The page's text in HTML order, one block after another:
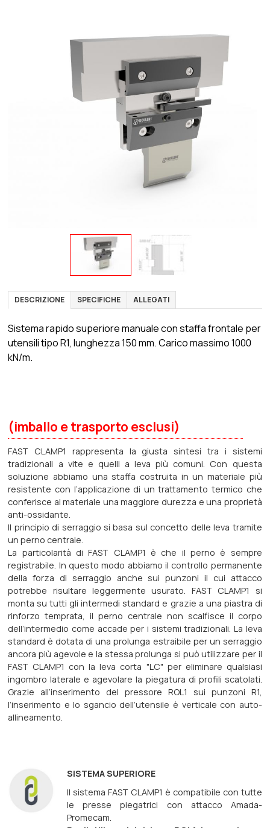
DESCRIZIONE SPECIFICHE ALLEGATI
Sistema rapido superiore manuale con staffa frontale per
utensili tipo R1, lunghezza 150 mm. Carico massimo 1000
kN/m.
(imballo e trasporto esclusi)
FAST CLAMP1 rappresenta la giusta sintesi tra i sistemi
tradizionali a vite e quelli a leva più comuni. Con questa
soluzione abbiamo una staffa costruita in un materiale più
resistente con l’applicazione di un trattamento termico che
conferisce al materiale una maggiore durezza e una proprietà
anti-ossidante.
Il principio di serraggio si basa sul concetto delle leva tramite
un perno centrale.
La particolarità di FAST CLAMP1 è che il perno è sempre
registrabile. In questo modo abbiamo il controllo permanente
della forza di serraggio anche sui punzoni il cui attacco
potrebbe risultare leggermente usurato. FAST CLAMP1 si
monta su tutti gli intermedi standard e grazie a una piastra di
rinforzo temprata, il perno centrale non scalfisce il corpo
dell’intermedio come accade per i sistemi tradizionali. La leva
standard è dotata di una prolunga estraibile per un serraggio
ancora più agevole e la stessa prolunga si può utilizzare per il
FAST CLAMP1 con la leva corta "LC" per eliminare qualsiasi
ingombro laterale e agevolare la piegatura di profili scatolati.
Grazie all’inserimento del pressore ROL1 sui punzoni R1,
l’inserimento e lo sgancio dell’utensile è verticale con auto-
allineamento.
SISTEMA SUPERIORE
Il sistema FAST CLAMP1 è compatibile con tutte
le presse piegatrici con attacco Amada-
Promecam.